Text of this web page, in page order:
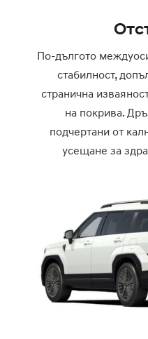
По-дългото
стабилност,
странична
на покрива.
подчертани от
усещане за